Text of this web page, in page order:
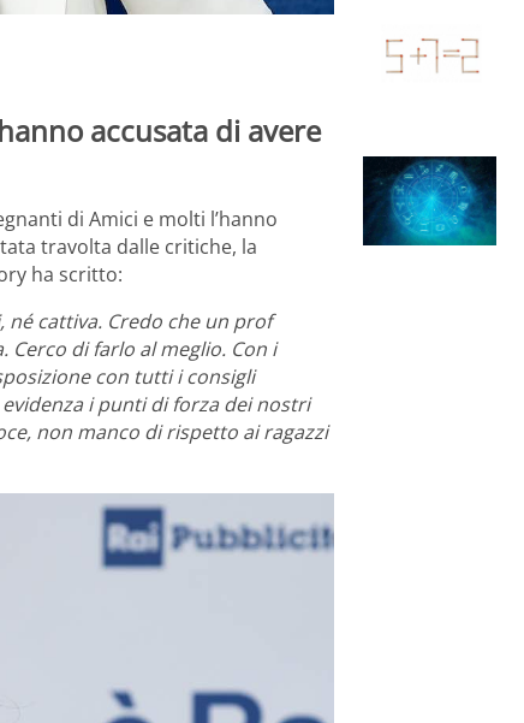
accusata di avere
di Amici e molti l’hanno
travolta dalle critiche, la
ha scritto:
cattiva. Credo che un prof
di farlo al meglio. Con i
con tutti i consigli
i punti di forza dei nostri
non manco di rispetto ai ragazzi